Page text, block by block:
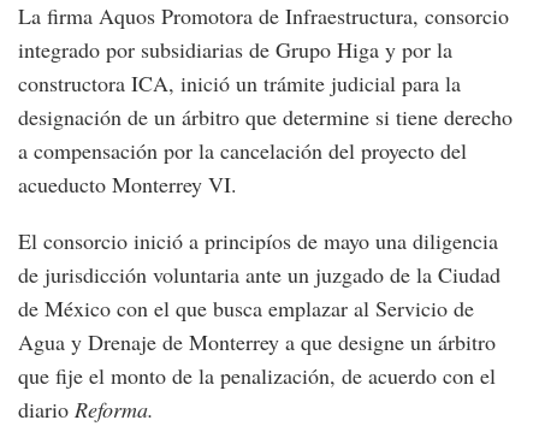
La firma Aquos Promotora de Infraestructura, consorcio
integrado por subsidiarias de Grupo Higa y por la
constructora ICA, inició un trámite judicial para la
designación de un árbitro que determine si tiene derecho
a compensación por la cancelación del proyecto del
acueducto Monterrey VI.
El consorcio inició a principíos de mayo una diligencia
de jurisdicción voluntaria ante un juzgado de la Ciudad
de México con el que busca emplazar al Servicio de
Agua y Drenaje de Monterrey a que designe un árbitro
que fije el monto de la penalización, de acuerdo con el
diario Reforma.